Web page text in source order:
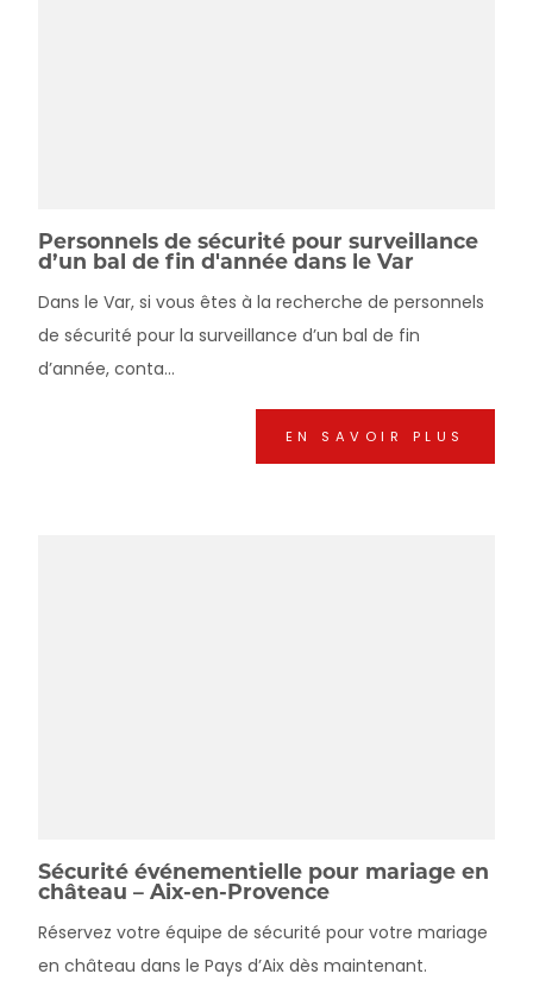
Personnels de sécurité pour surveillance
d’un bal de fin d'année dans le Var
Dans le Var, si vous êtes à la recherche de personnels
de sécurité pour la surveillance d’un bal de fin
d’année, conta...
EN SAVOIR PLUS
Sécurité événementielle pour mariage en
château – Aix-en-Provence
Réservez votre équipe de sécurité pour votre mariage
en château dans le Pays d’Aix dès maintenant.